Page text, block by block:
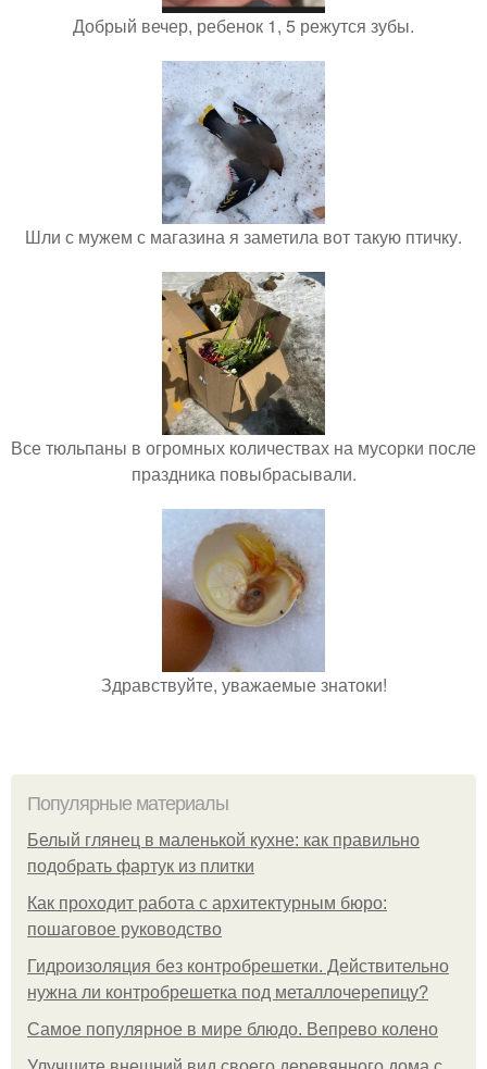
Добрый вечер, ребенок 1, 5 режутся зубы.
Шли с мужем с магазина я заметила вот такую птичку.
Все тюльпаны в огромных количествах на мусорки после
праздника повыбрасывали.
Здравствуйте, уважаемые знатоки!
Популярные материалы
Белый глянец в маленькой кухне: как правильно
подобрать фартук из плитки
Как проходит работа с архитектурным бюро:
пошаговое руководство
Гидроизоляция без контробрешетки. Действительно
нужна ли контробрешетка под металлочерепицу?
Самое популярное в мире блюдо. Вепрево колено